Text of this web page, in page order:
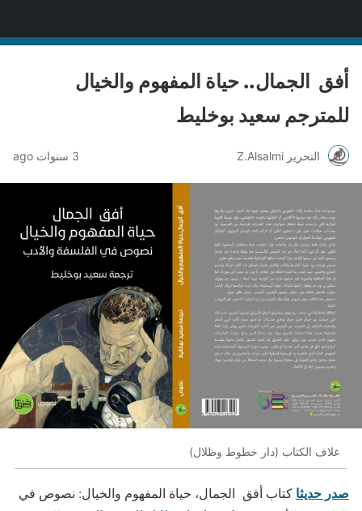
أفق الجمال.. حياة المفهوم والخيال
للمترجم سعيد بوخليط
التحرير Z.Alsalmi 3 سنوات ago
غلاف الكتاب (دار خطوط وظلال)
صدر حديثا كتاب أفق الجمال، حياة المفهوم والخيال: نصوص في